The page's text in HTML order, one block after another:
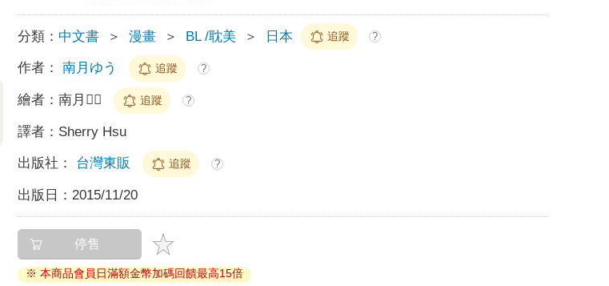
分類： 中文書 ＞ 漫畫 ＞ BL /耽美 ＞ 日本 追蹤 ?
作者： 南月ゆう 追蹤 ?
繪者：南月 追蹤 ?
譯者： Sherry Hsu
出版社： 台灣東販 追蹤 ?
出版日： 2015/11/20
停售
※ 本商品會員日滿額金幣加碼回饋最高15倍